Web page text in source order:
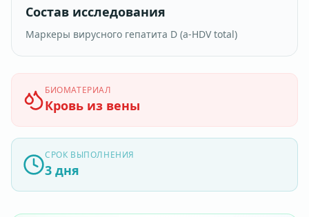
Состав исследования
Маркеры вирусного гепатита D (a-HDV total)
БИОМАТЕРИАЛ
Кровь из вены
СРОК ВЫПОЛНЕНИЯ
3 дня